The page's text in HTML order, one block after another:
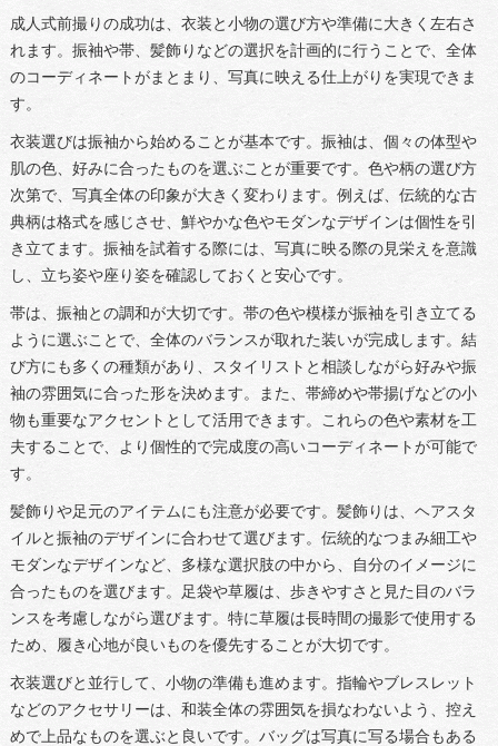
成人式前撮りの成功は、衣装と小物の選び方や準備に大きく左右さ
れます。振袖や帯、髪飾りなどの選択を計画的に行うことで、全体
のコーディネートがまとまり、写真に映える仕上がりを実現できま
す。
衣装選びは振袖から始めることが基本です。振袖は、個々の体型や
肌の色、好みに合ったものを選ぶことが重要です。色や柄の選び方
次第で、写真全体の印象が大きく変わります。例えば、伝統的な古
典柄は格式を感じさせ、鮮やかな色やモダンなデザインは個性を引
き立てます。振袖を試着する際には、写真に映る際の見栄えを意識
し、立ち姿や座り姿を確認しておくと安心です。
帯は、振袖との調和が大切です。帯の色や模様が振袖を引き立てる
ように選ぶことで、全体のバランスが取れた装いが完成します。結
び方にも多くの種類があり、スタイリストと相談しながら好みや振
袖の雰囲気に合った形を決めます。また、帯締めや帯揚げなどの小
物も重要なアクセントとして活用できます。これらの色や素材を工
夫することで、より個性的で完成度の高いコーディネートが可能で
す。
髪飾りや足元のアイテムにも注意が必要です。髪飾りは、ヘアスタ
イルと振袖のデザインに合わせて選びます。伝統的なつまみ細工や
モダンなデザインなど、多様な選択肢の中から、自分のイメージに
合ったものを選びます。足袋や草履は、歩きやすさと見た目のバラ
ンスを考慮しながら選びます。特に草履は長時間の撮影で使用する
ため、履き心地が良いものを優先することが大切です。
衣装選びと並行して、小物の準備も進めます。指輪やブレスレット
などのアクセサリーは、和装全体の雰囲気を損なわないよう、控え
めで上品なものを選ぶと良いです。バッグは写真に写る場合もある